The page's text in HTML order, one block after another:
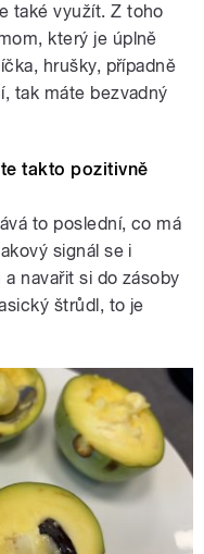
také využít. Z toho
který je úplně
hrušky, případně
tak máte bezvadný
takto pozitivně
to poslední, co má
signál se i
navařit si do zásoby
štrůdl, to je